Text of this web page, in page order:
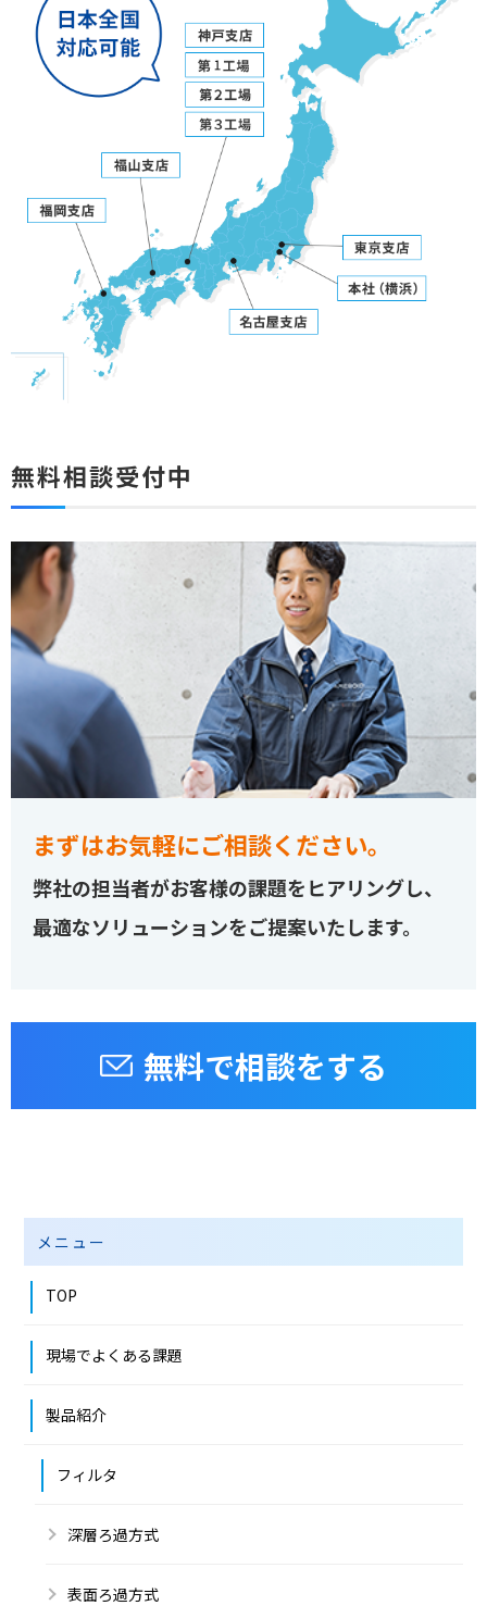
無料相談受付中
まずはお気軽にご相談ください。
弊社の担当者がお客様の課題をヒアリングし、
最適なソリューションをご提案いたします。
無料で相談をする
メニュー
TOP
現場でよくある課題
製品紹介
フィルタ
深層ろ過方式
表面ろ過方式